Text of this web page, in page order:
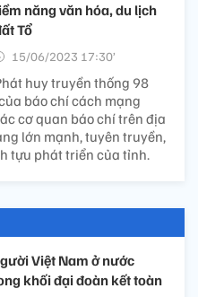
năng văn hóa, du lịch
Tổ
15/06/2023 17:30’
huy truyền thống 98
báo chí cách mạng
cơ quan báo chí trên địa
lớn mạnh, tuyên truyền,
tựu phát triển của tỉnh.
Việt Nam ở nước
khối đại đoàn kết toàn